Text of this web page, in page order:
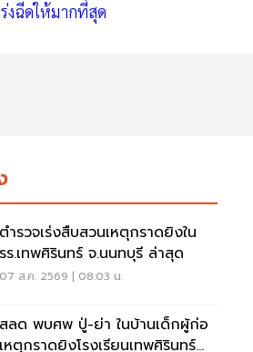
งฉีดให้มากที่สุด
ตำรวจเร่งสืบสวนเหตุกราดยิงใน
รร.เทพศิรินทร์ จ.นนทบุรี ล่าสุด
07 ส.ค. 2569 | 08:03 น.
สลด พบศพ ปู่-ย่า ในบ้านเด็กผู้ก่อ
เหตุกราดยิงโรงเรียนเทพศิรินทร์